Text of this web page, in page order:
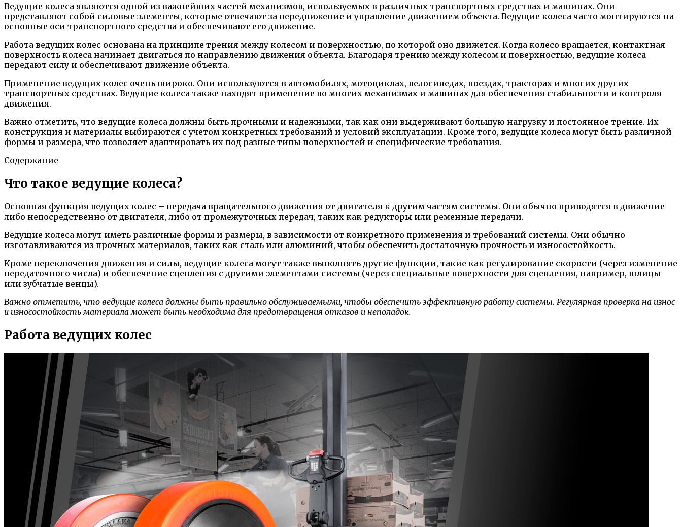
Ведущие колеса являются одной из важнейших частей механизмов, используемых в различных транспортных средствах и машинах. Они
представляют собой силовые элементы, которые отвечают за передвижение и управление движением объекта. Ведущие колеса часто монтируются на
основные оси транспортного средства и обеспечивают его движение.
Работа ведущих колес основана на принципе трения между колесом и поверхностью, по которой оно движется. Когда колесо вращается, контактная
поверхность колеса начинает двигаться по направлению движения объекта. Благодаря трению между колесом и поверхностью, ведущие колеса
передают силу и обеспечивают движение объекта.
Применение ведущих колес очень широко. Они используются в автомобилях, мотоциклах, велосипедах, поездах, тракторах и многих других
транспортных средствах. Ведущие колеса также находят применение во многих механизмах и машинах для обеспечения стабильности и контроля
движения.
Важно отметить, что ведущие колеса должны быть прочными и надежными, так как они выдерживают большую нагрузку и постоянное трение. Их
конструкция и материалы выбираются с учетом конкретных требований и условий эксплуатации. Кроме того, ведущие колеса могут быть различной
формы и размера, что позволяет адаптировать их под разные типы поверхностей и специфические требования.
Содержание
Что такое ведущие колеса?
Основная функция ведущих колес – передача вращательного движения от двигателя к другим частям системы. Они обычно приводятся в движение
либо непосредственно от двигателя, либо от промежуточных передач, таких как редукторы или ременные передачи.
Ведущие колеса могут иметь различные формы и размеры, в зависимости от конкретного применения и требований системы. Они обычно
изготавливаются из прочных материалов, таких как сталь или алюминий, чтобы обеспечить достаточную прочность и износостойкость.
Кроме переключения движения и силы, ведущие колеса могут также выполнять другие функции, такие как регулирование скорости (через изменение
передаточного числа) и обеспечение сцепления с другими элементами системы (через специальные поверхности для сцепления, например, шлицы
или зубчатые венцы).
Важно отметить, что ведущие колеса должны быть правильно обслуживаемыми, чтобы обеспечить эффективную работу системы. Регулярная проверка на износ
и износостойкость материала может быть необходима для предотвращения отказов и неполадок.
Работа ведущих колес